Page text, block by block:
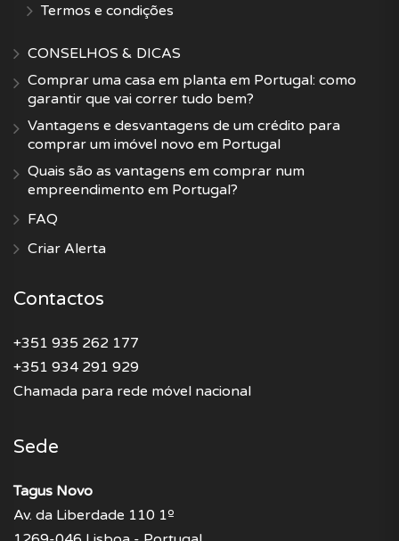
Termos e condições
CONSELHOS & DICAS
Comprar uma casa em planta em Portugal: como
garantir que vai correr tudo bem?
Vantagens e desvantagens de um crédito para
comprar um imóvel novo em Portugal
Quais são as vantagens em comprar num
empreendimento em Portugal?
FAQ
Criar Alerta
Contactos
+351 935 262 177
+351 934 291 929
Chamada para rede móvel nacional
Sede
Tagus Novo
Av. da Liberdade 110 1º